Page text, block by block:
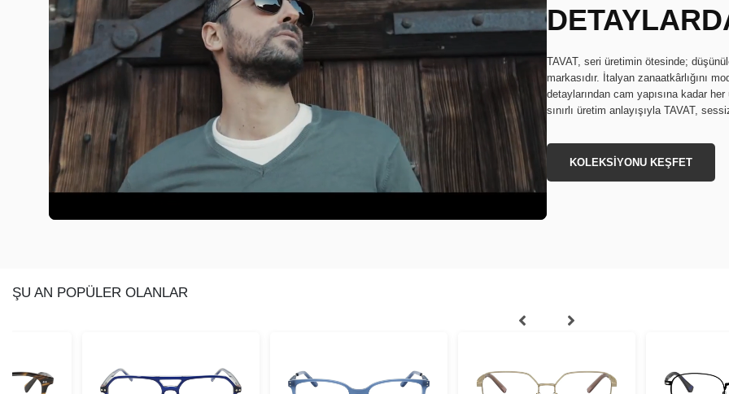
TAVAT, seri üretimin ötesinde;
markasıdır. İtalyan zanaatkârlığını
detaylarından cam yapısına kadar
sınırlı üretim anlayışıyla TAVAT,
KOLEKSİYONU KEŞFET
ŞU AN POPÜLER OLANLAR